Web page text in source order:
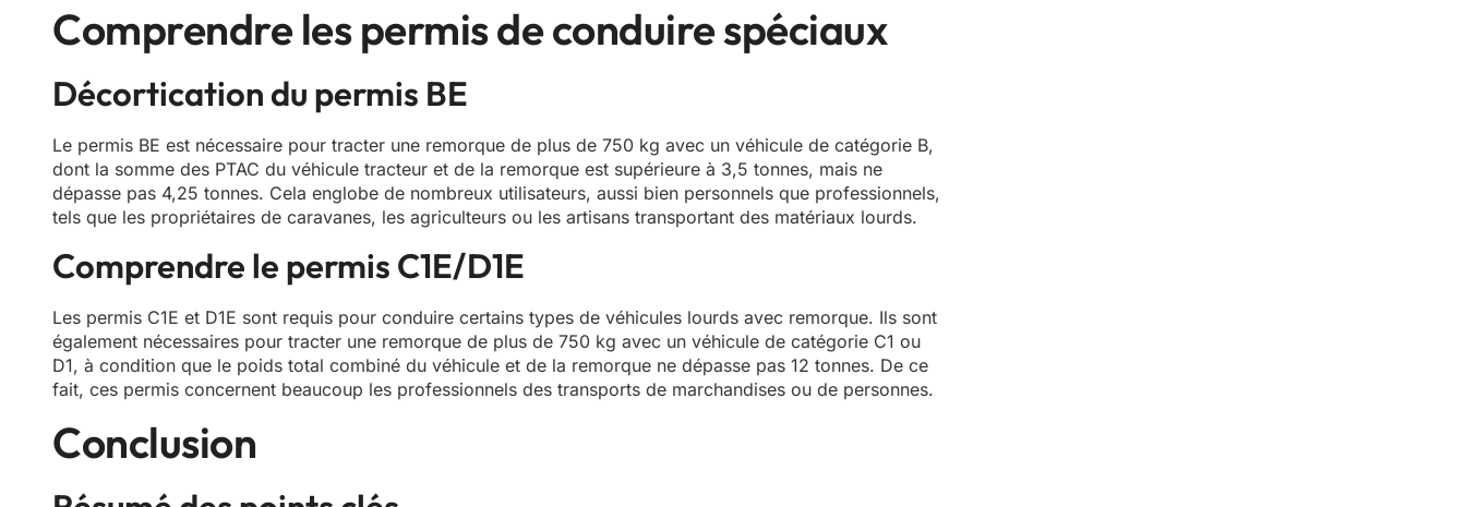
Comprendre les permis de conduire spéciaux
Décortication du permis BE
Le permis BE est nécessaire pour tracter une remorque de plus de 750 kg avec un véhicule de catégorie B,
dont la somme des PTAC du véhicule tracteur et de la remorque est supérieure à 3,5 tonnes, mais ne
dépasse pas 4,25 tonnes. Cela englobe de nombreux utilisateurs, aussi bien personnels que professionnels,
tels que les propriétaires de caravanes, les agriculteurs ou les artisans transportant des matériaux lourds.
Comprendre le permis C1E/D1E
Les permis C1E et D1E sont requis pour conduire certains types de véhicules lourds avec remorque. Ils sont
également nécessaires pour tracter une remorque de plus de 750 kg avec un véhicule de catégorie C1 ou
D1, à condition que le poids total combiné du véhicule et de la remorque ne dépasse pas 12 tonnes. De ce
fait, ces permis concernent beaucoup les professionnels des transports de marchandises ou de personnes.
Conclusion